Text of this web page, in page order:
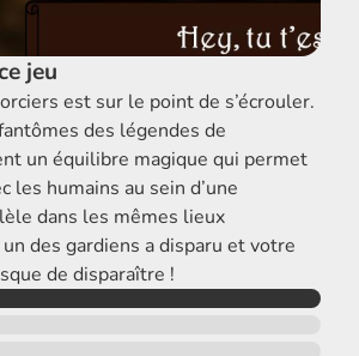
jeu
est sur le point de s’écrouler.
des légendes de
un équilibre magique qui permet
les humains au sein d’une
dans les mêmes lieux
des gardiens a disparu et votre
de disparaître !